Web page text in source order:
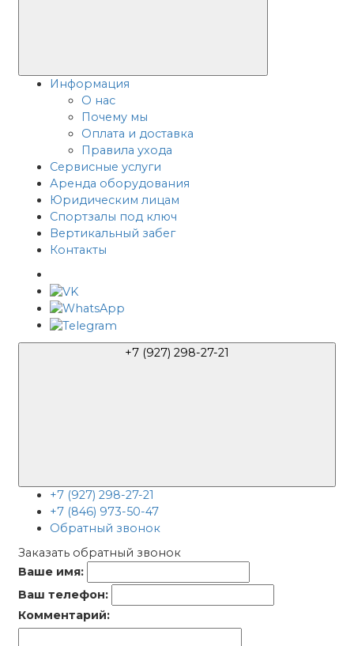
Информация
О нас
Почему мы
Оплата и доставка
Правила ухода
Сервисные услуги
Аренда оборудования
Юридическим лицам
Спортзалы под ключ
Вертикальный забег
Контакты
+7 (927) 298-27-21
+7 (846) 973-50-47
Обратный звонок
Заказать обратный звонок
Ваше имя:
Ваш телефон:
Комментарий: